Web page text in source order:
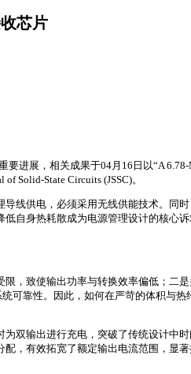
芯片
展，相关成果于04月16日以“A
Solid-State Circuits (JSSC)。
线供电，必须采用无线供能技术。
自身热耗散成为电源管理设计的核
，致使输出功率与转换效率偏低；
可靠性。因此，如何在严苛的体积与
双输出进行充电，突破了传统设计
，有效拓宽了额定输出电流范围，显著